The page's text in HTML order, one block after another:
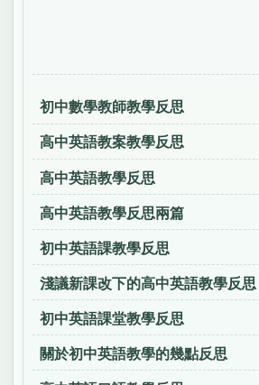
初中數學教師教學反思
高中英語教案教學反思
高中英語教學反思
高中英語教學反思兩篇
初中英語課教學反思
淺議新課改下的高中英語教學反思
初中英語課堂教學反思
關於初中英語教學的幾點反思